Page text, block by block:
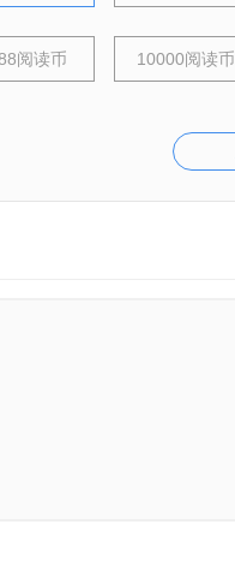
阅读币 10000阅读币